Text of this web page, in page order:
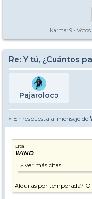
Karma: 9 -
Re: Y tú, ¿Cuántos
Pajaroloco
» En respuesta al mensaje de
Cita
WIND
Alquilas por temporada? O